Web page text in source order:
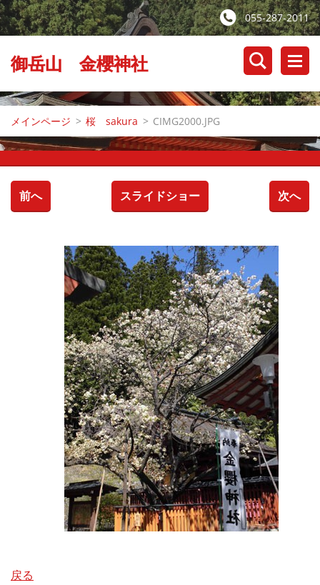
055-287-2011
御岳山 金櫻神社
メインページ > 桜 sakura > CIMG2000.JPG
前へ スライドショー 次へ
戻る